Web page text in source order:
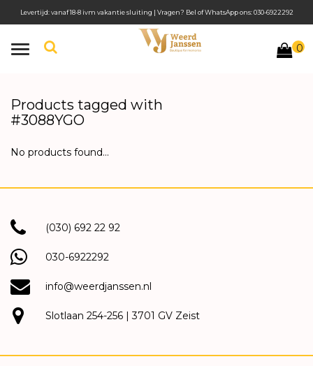
Toggle
0
Levertijd: vanaf 18-8 ivm vakantie sluiting | Vragen? Bel of WhatsApp ons: 030-6922292
Products tagged with
#3088YGO
No products found...
(030) 692 22 92
030-6922292
info@weerdjanssen.nl
Slotlaan 254-256 | 3701 GV Zeist